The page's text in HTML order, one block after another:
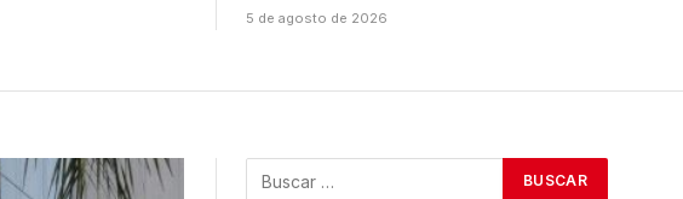
5 de agosto de 2026